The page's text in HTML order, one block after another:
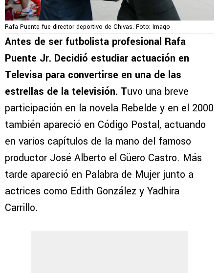
Rafa Puente fue director deportivo de Chivas. Foto: Imago
Antes de ser futbolista profesional Rafa
Puente Jr. Decidió estudiar actuación en
Televisa para convertirse en una de las
estrellas de la televisión. Tuvo una breve
participación en la novela Rebelde y en el 2000
también apareció en Código Postal, actuando
en varios capítulos de la mano del famoso
productor José Alberto el Güero Castro. Más
tarde apareció en Palabra de Mujer junto a
actrices como Edith González y Yadhira
Carrillo.